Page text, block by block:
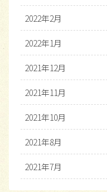
2022年2月
2022年1月
2021年12月
2021年11月
2021年10月
2021年8月
2021年7月